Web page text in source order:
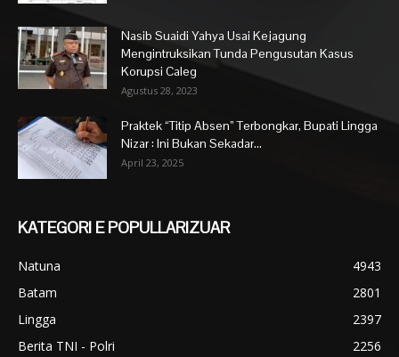
Nasib Suaidi Yahya Usai Kejagung
Mengintruksikan Tunda Pengusutan Kasus
Korupsi Caleg
Agustus 28, 2023
Praktek “Titip Absen” Terbongkar, Bupati Lingga
Nizar : Ini Bukan Sekadar...
April 23, 2025
KATEGORI E POPULLARIZUAR
Natuna
4943
Batam
2801
Lingga
2397
Berita TNI - Polri
2256